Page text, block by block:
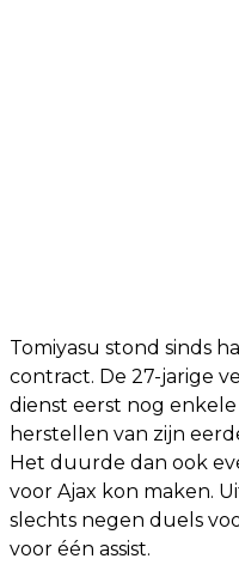
Tomiyasu stond sinds
contract. De 27-jarige
dienst eerst nog
herstellen van zijn
Het duurde dan ook
voor Ajax kon maken.
slechts negen duels
voor één assist.